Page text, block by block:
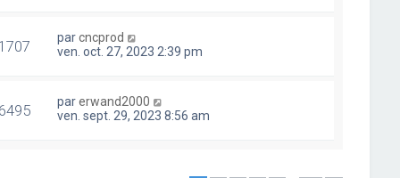
parcncprod
ven. oct. 27, 2023 2:39 pm
parerwand2000
ven. sept. 29, 2023 8:56 am